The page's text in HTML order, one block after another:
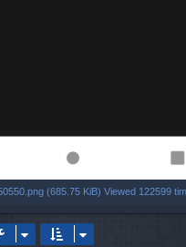
(685.75 KiB) Viewed 122599